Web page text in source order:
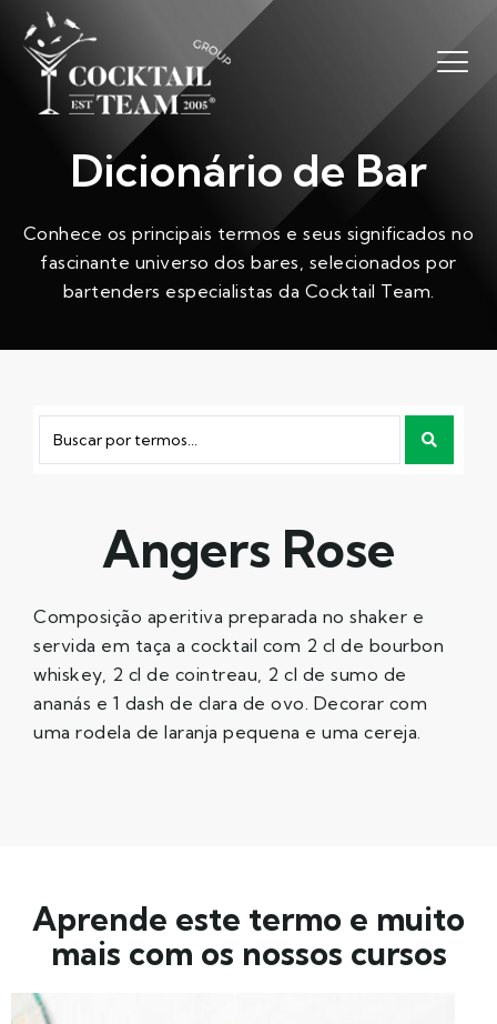
Dicionário de Bar
Conhece os principais termos e seus significados no
fascinante universo dos bares, selecionados por
bartenders especialistas da Cocktail Team.
Angers Rose
Composição aperitiva preparada no shaker e
servida em taça a cocktail com 2 cl de bourbon
whiskey, 2 cl de cointreau, 2 cl de sumo de
ananás e 1 dash de clara de ovo. Decorar com
uma rodela de laranja pequena e uma cereja.
Aprende este termo e muito
mais com os nossos cursos